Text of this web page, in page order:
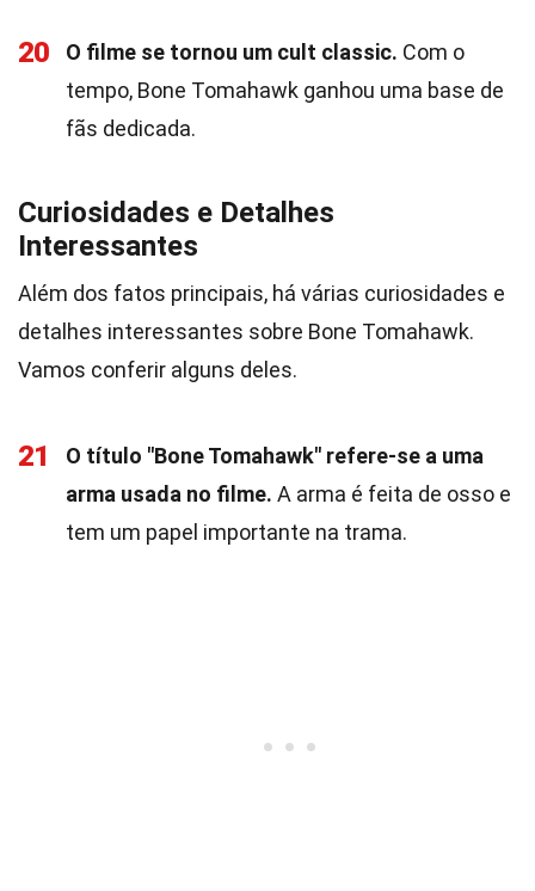
20 O filme se tornou um cult classic. Com o
tempo, Bone Tomahawk ganhou uma base de
fãs dedicada.
Curiosidades e Detalhes
Interessantes
Além dos fatos principais, há várias curiosidades e
detalhes interessantes sobre Bone Tomahawk.
Vamos conferir alguns deles.
21
O título "Bone Tomahawk" refere-se a uma
arma usada no filme. A arma é feita de osso e
tem um papel importante na trama.